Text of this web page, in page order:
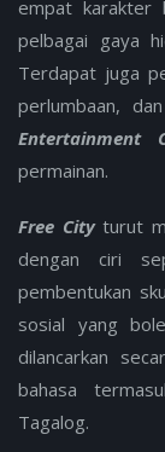
empat karakter
pelbagai gaya
Terdapat juga
perlumbaan,
Entertainment
permainan.
Free Cityturut
dengan ciri
pembentukan
sosial yang
dilancarkan
bahasa
Tagalog.